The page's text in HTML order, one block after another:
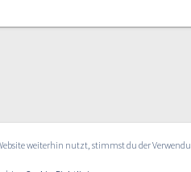
weiterhin nutzt, stimmst du der